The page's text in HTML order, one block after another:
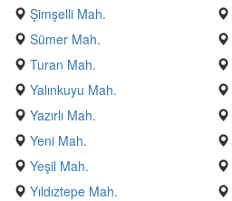
Şimşelli Mah.
Sümer Mah.
Turan Mah.
Yalınkuyu Mah.
Yazırlı Mah.
Yeni Mah.
Yeşil Mah.
Yıldıztepe Mah.